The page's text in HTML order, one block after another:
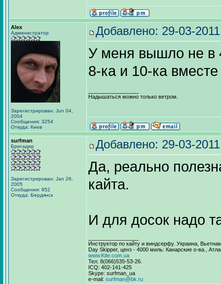
Alex
Администратор
Зарегистрирован: Jun 04,
2004
Сообщения: 3254
Откуда: Киев
Добавлено: 29-03-
У меня вышло не в
8-ка и 10-ка
Надышаться можно только ветром.
surfman
Бригадир
Зарегистрирован: Jan 26,
2005
Сообщения: 952
Откуда: Бердянск
Добавлено: 29-03-
Да, реально
кайта.
И для досок надо
Инструктор по кайту и виндсерфу. Украина,
Day Skipper, ценз - 4000 миль: Канарские о-ва.,
www.Kite.com.ua
Тел. 8(066)535-53-26.
ICQ: 402-141-425
Skype: surfman_ua
e-mail: surfman@bk.ru